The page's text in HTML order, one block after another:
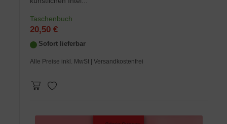
Taschenbuch
20,50 €
Sofort lieferbar
Alle Preise inkl. MwSt | Versandkostenfrei